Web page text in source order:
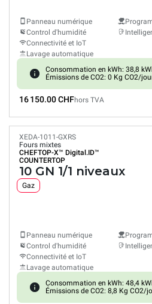
Panneau numérique
Control d'humidité
Connectivité et IoT
Lavage automatique
Consommation en kWh: 38,8
Émissions de CO2: 0 Kg CO2/
16 150.00 CHFhors TVA
XEDA-1011-GXRS
Fours mixtes
CHEFTOP-X™ Digital.ID™
COUNTERTOP
10 GN 1/1 niveaux
Gaz
Panneau numérique
Control d'humidité
Connectivité et IoT
Lavage automatique
Consommation en kWh: 48,4
Émissions de CO2: 8,8 Kg CO2/